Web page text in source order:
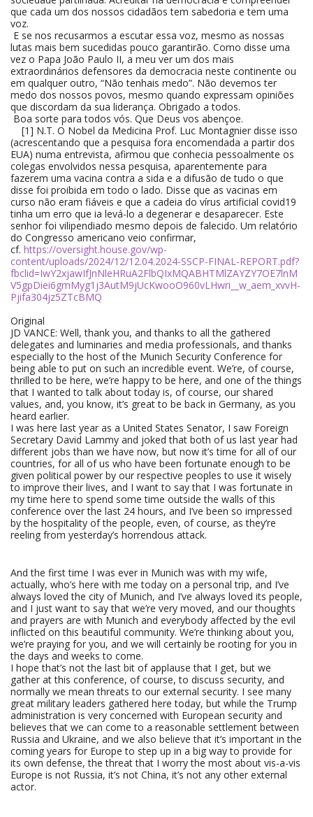
que cada um dos nossos cidadãos tem sabedoria e tem uma
voz.
E se nos recusarmos a escutar essa voz, mesmo as nossas
lutas mais bem sucedidas pouco garantirão. Como disse uma
vez o Papa João Paulo II, a meu ver um dos mais
extraordinários defensores da democracia neste continente ou
em qualquer outro, “Não tenhais medo”. Não devemos ter
medo dos nossos povos, mesmo quando expressam opiniões
que discordam da sua liderança. Obrigado a todos.
Boa sorte para todos vós. Que Deus vos abençoe.
[1] N.T. O Nobel da Medicina Prof. Luc Montagnier disse isso
(acrescentando que a pesquisa fora encomendada a partir dos
EUA) numa entrevista, afirmou que conhecia pessoalmente os
colegas envolvidos nessa pesquisa, aparentemente para
fazerem uma vacina contra a sida e a difusão de tudo o que
disse foi proibida em todo o lado. Disse que as vacinas em
curso não eram fiáveis e que a cadeia do vírus artificial covid19
tinha um erro que ia levá-lo a degenerar e desaparecer. Este
senhor foi vilipendiado mesmo depois de falecido. Um relatório
do Congresso americano veio confirmar,
cf. https://oversight.house.gov/wp-
content/uploads/2024/12/12.04.2024-SSCP-FINAL-REPORT.pdf?
fbclid=IwY2xjawIfJnNleHRuA2FlbQIxMQABHTMlZAYZY7OE7lnM
V5gpDiei6gmMyg1j3AutM9jUcKwooO960vLHwri__w_aem_xvvH-
Pjifa304jz5ZTcBMQ
Original
JD VANCE: Well, thank you, and thanks to all the gathered
delegates and luminaries and media professionals, and thanks
especially to the host of the Munich Security Conference for
being able to put on such an incredible event. We’re, of course,
thrilled to be here, we’re happy to be here, and one of the things
that I wanted to talk about today is, of course, our shared
values, and, you know, it’s great to be back in Germany, as you
heard earlier.
I was here last year as a United States Senator, I saw Foreign
Secretary David Lammy and joked that both of us last year had
different jobs than we have now, but now it’s time for all of our
countries, for all of us who have been fortunate enough to be
given political power by our respective peoples to use it wisely
to improve their lives, and I want to say that I was fortunate in
my time here to spend some time outside the walls of this
conference over the last 24 hours, and I’ve been so impressed
by the hospitality of the people, even, of course, as they’re
reeling from yesterday’s horrendous attack.
And the first time I was ever in Munich was with my wife,
actually, who’s here with me today on a personal trip, and I’ve
always loved the city of Munich, and I’ve always loved its people,
and I just want to say that we’re very moved, and our thoughts
and prayers are with Munich and everybody affected by the evil
inflicted on this beautiful community. We’re thinking about you,
we’re praying for you, and we will certainly be rooting for you in
the days and weeks to come.
I hope that’s not the last bit of applause that I get, but we
gather at this conference, of course, to discuss security, and
normally we mean threats to our external security. I see many
great military leaders gathered here today, but while the Trump
administration is very concerned with European security and
believes that we can come to a reasonable settlement between
Russia and Ukraine, and we also believe that it’s important in the
coming years for Europe to step up in a big way to provide for
its own defense, the threat that I worry the most about vis-a-vis
Europe is not Russia, it’s not China, it’s not any other external
actor.